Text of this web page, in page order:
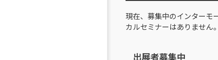
現在、募集中のインターモ
カルセミナーはありません
出展者募集中